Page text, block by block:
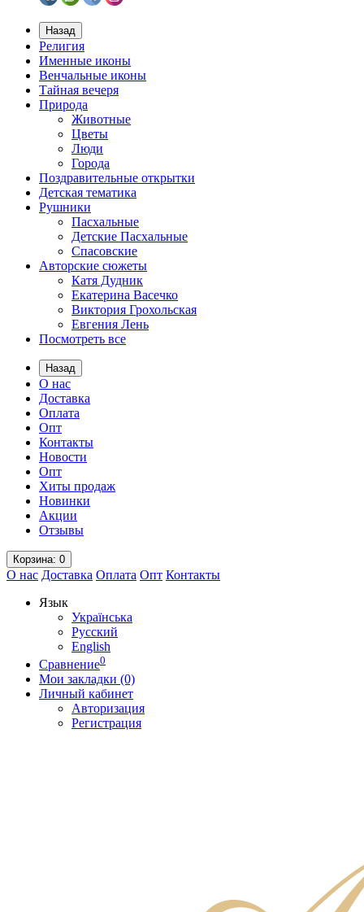
Назад
Религия
Именные иконы
Венчальные иконы
Тайная вечеря
Природа
Животные
Цветы
Люди
Города
Поздравительные открытки
Детская тематика
Рушники
Пасхальные
Детские Пасхальные
Спасовские
Авторские сюжеты
Катя Дудник
Екатерина Васечко
Виктория Грохольская
Евгения Лень
Посмотреть все
Назад
О нас
Доставка
Оплата
Опт
Контакты
Новости
Опт
Хиты продаж
Новинки
Акции
Отзывы
Корзина: 0
О нас Доставка Оплата Опт Контакты
Язык
Українська
Русский
English
Сравнение0
Мои закладки (0)
Личный кабинет
Авторизация
Регистрация